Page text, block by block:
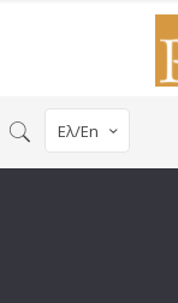
Ελ/En